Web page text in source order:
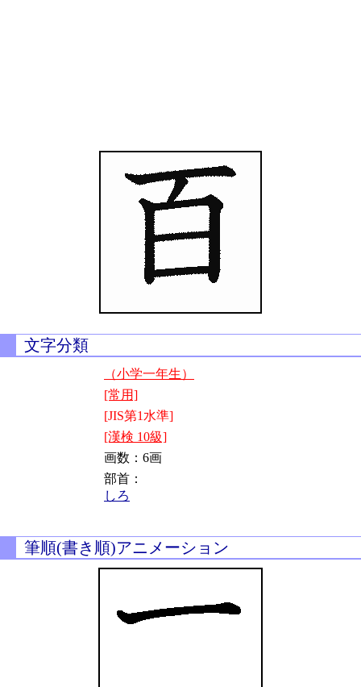
文字分類
（小学一年生）
[常用]
[JIS第1水準]
[漢検 10級]
画数：6画
部首：
しろ
筆順(書き順)アニメーション